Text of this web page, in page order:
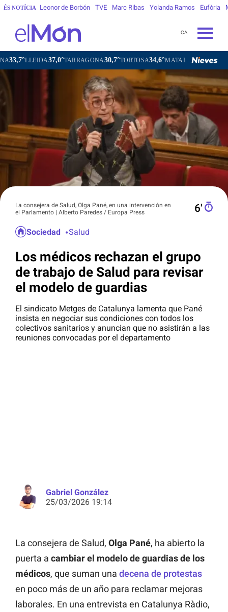
ÉS NOTÍCIA Leonor de Borbón TVE Marc Ribas Yolanda Ramos Eufòria
CA
37,0°TARRAGONA30,7°TORTOSA34,6°MATARÓ31,2°VIC34,7°
La consejera de Salud, Olga Pané, en una intervención en
el Parlamento | Alberto Paredes / Europa Press
6′
Sociedad Salud
Los médicos rechazan el grupo
de trabajo de Salud para revisar
el modelo de guardias
El sindicato Metges de Catalunya lamenta que Pané
insista en negociar sus condiciones con todos los
colectivos sanitarios y anuncian que no asistirán a las
reuniones convocadas por el departamento
Gabriel González
25/03/2026 19:14
La consejera de Salud, Olga Pané, ha abierto la
puerta a cambiar el modelo de guardias de los
médicos, que suman una decena de protestas
en poco más de un año para reclamar mejoras
laborales. En una entrevista en Catalunya Ràdio,